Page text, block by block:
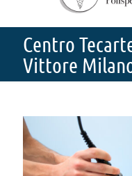
Centro
Vittore